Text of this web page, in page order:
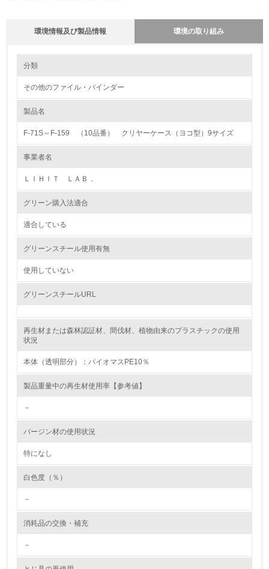
環境情報及び製品情報 環境の取り組み
1.環境取り組み体制
レベル2
5.
環境取り組み体制と成果を定期的に検証して次の活動に活
境対策を理解し、実践している
環境活動に関する規格やプログラムを導入している
分類
その他のファイル・バインダー
製品名
F-71S～F-159 （10品番） クリヤーケース（ヨコ型）9サイズ
事業者名
ＬＩＨＩＴ ＬＡＢ．
グリーン購入法適合
適合している
グリーンスチール使用有無
使用していない
グリーンスチールURL
再生材または森林認証材、間伐材、植物由来のプラスチックの使用
状況
本体（透明部分）：バイオマスPE10％
製品重量中の再生材使用率【参考値】
－
バージン材の使用状況
特になし
白色度（％）
－
消耗品の交換・補充
－